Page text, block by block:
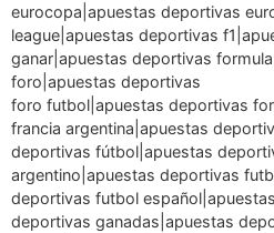
eurocopa|apuestas deportivas
league|apuestas deportivas
ganar|apuestas deportivas
foro|apuestas deportivas
foro futbol|apuestas deportivas
francia argentina|apuestas
deportivas fútbol|apuestas
argentino|apuestas deportivas
deportivas futbol
deportivas ganadas|apuestas